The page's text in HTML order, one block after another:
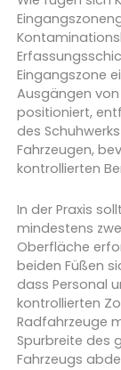
Eingangszone
Ausgängen
positioniert,
des
Fahrzeugen,
kontrollierten
In der Praxis
mindestens
Oberfläche
beiden Füßen
dass Personal
kontrollierten
Radfahrzeuge
Spurbreite des
Fahrzeugs